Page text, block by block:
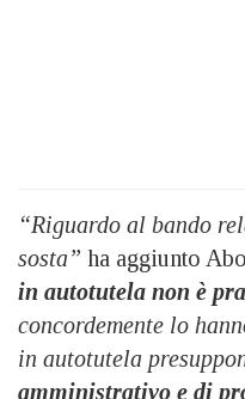
“Riguardo al bando
sosta” ha aggiunto
in autotutela non è
concordemente lo
in autotutela
amministrativo e di